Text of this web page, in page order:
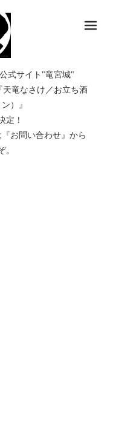
式サイト"竜宮城"
竜なさけ／お立ち酒
）』
定！
お問い合わせ』から
。